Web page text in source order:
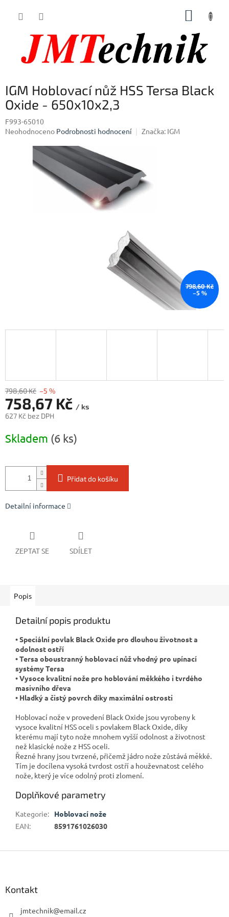
IGM Hoblovací nůž HSS Tersa Black
Oxide - 650x10x2,3
F993-65010
Průměrné
produktu
Neohodnoceno Podrobnosti hodnocení Značka: IGM
798,60 Kč
–5 %
798,60 Kč –5 %
758,67 Kč / ks
627 Kč bez DPH
cena:
Skladem (6 ks)
Přidat do košíku
Detailní informace
ZEPTAT SE SDÍLET
Popis
Detailní popis produktu
• Speciální povlak Black Oxide pro dlouhou životnost a
odolnost ostří
• Tersa oboustranný hoblovací nůž vhodný pro upínací
systémy Tersa
• Vysoce kvalitní nože pro hoblování měkkého i tvrdého
masivního dřeva
• Hladký a čistý povrch díky maximální ostrosti
Hoblovací nože v provedení Black Oxide jsou vyrobeny k
vysoce kvalitní HSS oceli s povlakem Black Oxide, díky
kterému mají tyto nože mnohem vyšší odolnost a životnost
než klasické nože z HSS oceli.
Řezné hrany jsou tvrzené, přičemž jádro nože zůstává měkké.
Tím je docílena vysoká tvrdost ostří a houževnatost celého
nože, který je více odolný proti zlomení.
Doplňkové parametry
Kategorie:
Hoblovací nože
EAN: 8591761026030
Kontakt
jmtechnik@email.cz